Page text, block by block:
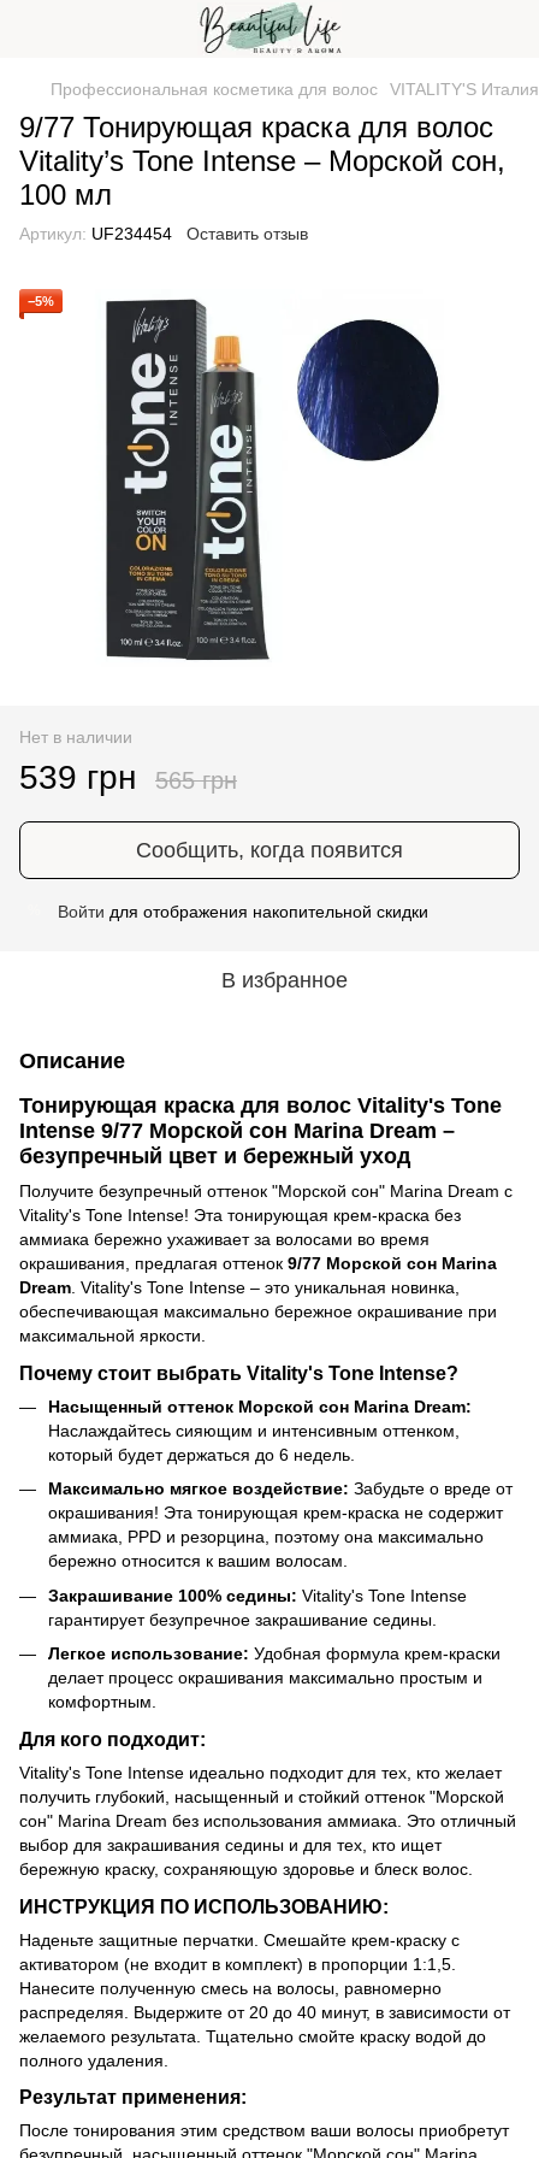
Профессиональная косметика для волос VITALITY'S Италия
9/77 Тонирующая краска для волос
Vitality’s Tone Intense – Морской сон,
100 мл
Артикул: UF234454 Оставить отзыв
−5%
Нет в наличии
539 грн 565 грн
Сообщить, когда появится
Войти для отображения накопительной скидки
В избранное
Описание
Тонирующая краска для волос Vitality's Tone
Intense 9/77 Морской сон Marina Dream –
безупречный цвет и бережный уход
Получите безупречный оттенок "Морской сон" Marina Dream с
Vitality's Tone Intense! Эта тонирующая крем-краска без
аммиака бережно ухаживает за волосами во время
окрашивания, предлагая оттенок 9/77 Морской сон Marina
Dream . Vitality's Tone Intense – это уникальная новинка,
обеспечивающая максимально бережное окрашивание при
максимальной яркости.
Почему стоит выбрать Vitality's Tone Intense?
Насыщенный оттенок Морской сон Marina Dream:
Наслаждайтесь сияющим и интенсивным оттенком,
который будет держаться до 6 недель.
Максимально мягкое воздействие: Забудьте о вреде от
окрашивания! Эта тонирующая крем-краска не содержит
аммиака, PPD и резорцина, поэтому она максимально
бережно относится к вашим волосам.
Закрашивание 100% седины: Vitality's Tone Intense
гарантирует безупречное закрашивание седины.
Легкое использование: Удобная формула крем-краски
делает процесс окрашивания максимально простым и
комфортным.
Для кого подходит:
Vitality's Tone Intense идеально подходит для тех, кто желает
получить глубокий, насыщенный и стойкий оттенок "Морской
сон" Marina Dream без использования аммиака. Это отличный
выбор для закрашивания седины и для тех, кто ищет
бережную краску, сохраняющую здоровье и блеск волос.
ИНСТРУКЦИЯ ПО ИСПОЛЬЗОВАНИЮ:
Наденьте защитные перчатки. Смешайте крем-краску с
активатором (не входит в комплект) в пропорции 1:1,5.
Нанесите полученную смесь на волосы, равномерно
распределяя. Выдержите от 20 до 40 минут, в зависимости от
желаемого результата. Тщательно смойте краску водой до
полного удаления.
Результат применения:
После тонирования этим средством ваши волосы приобретут